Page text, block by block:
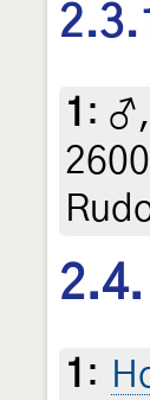
1 : ♂,
1 :